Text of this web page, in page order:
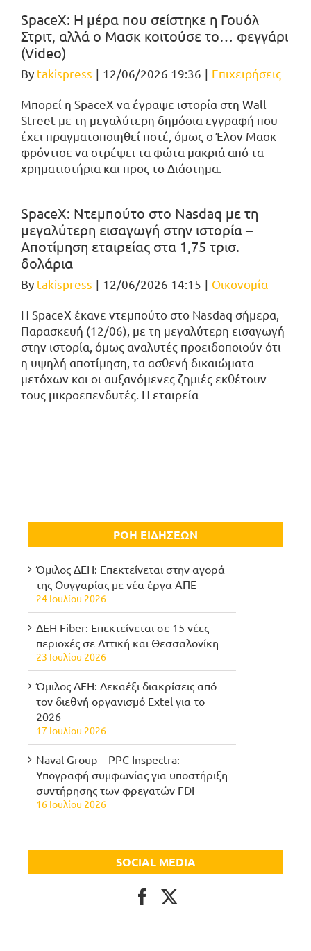
SpaceX: Η μέρα που σείστηκε η Γουόλ
Στριτ, αλλά ο Μασκ κοιτούσε το… φεγγάρι
(Video)
By takispress | 12/06/2026 19:36 | Επιχειρήσεις
Μπορεί η SpaceX να έγραψε ιστορία στη Wall
Street με τη μεγαλύτερη δημόσια εγγραφή που
έχει πραγματοποιηθεί ποτέ, όμως ο Έλον Μασκ
φρόντισε να στρέψει τα φώτα μακριά από τα
χρηματιστήρια και προς το Διάστημα.
SpaceX: Ντεμπούτο στο Nasdaq με τη
μεγαλύτερη εισαγωγή στην ιστορία –
Αποτίμηση εταιρείας στα 1,75 τρισ.
δολάρια
By takispress | 12/06/2026 14:15 | Οικονομία
Η SpaceX έκανε ντεμπούτο στο Nasdaq σήμερα,
Παρασκευή (12/06), με τη μεγαλύτερη εισαγωγή
στην ιστορία, όμως αναλυτές προειδοποιούν ότι
η υψηλή αποτίμηση, τα ασθενή δικαιώματα
μετόχων και οι αυξανόμενες ζημιές εκθέτουν
τους μικροεπενδυτές. Η εταιρεία
ΡΟΗ ΕΙΔΗΣΕΩΝ
Όμιλος ΔΕΗ: Επεκτείνεται στην αγορά
της Ουγγαρίας με νέα έργα ΑΠΕ
24 Ιουλίου 2026
ΔΕΗ Fiber: Επεκτείνεται σε 15 νέες
περιοχές σε Αττική και Θεσσαλονίκη
23 Ιουλίου 2026
Όμιλος ΔΕΗ: Δεκαέξι διακρίσεις από
τον διεθνή οργανισμό Extel για το
2026
17 Ιουλίου 2026
Naval Group – PPC Inspectra:
Υπογραφή συμφωνίας για υποστήριξη
συντήρησης των φρεγατών FDI
16 Ιουλίου 2026
SOCIAL MEDIA